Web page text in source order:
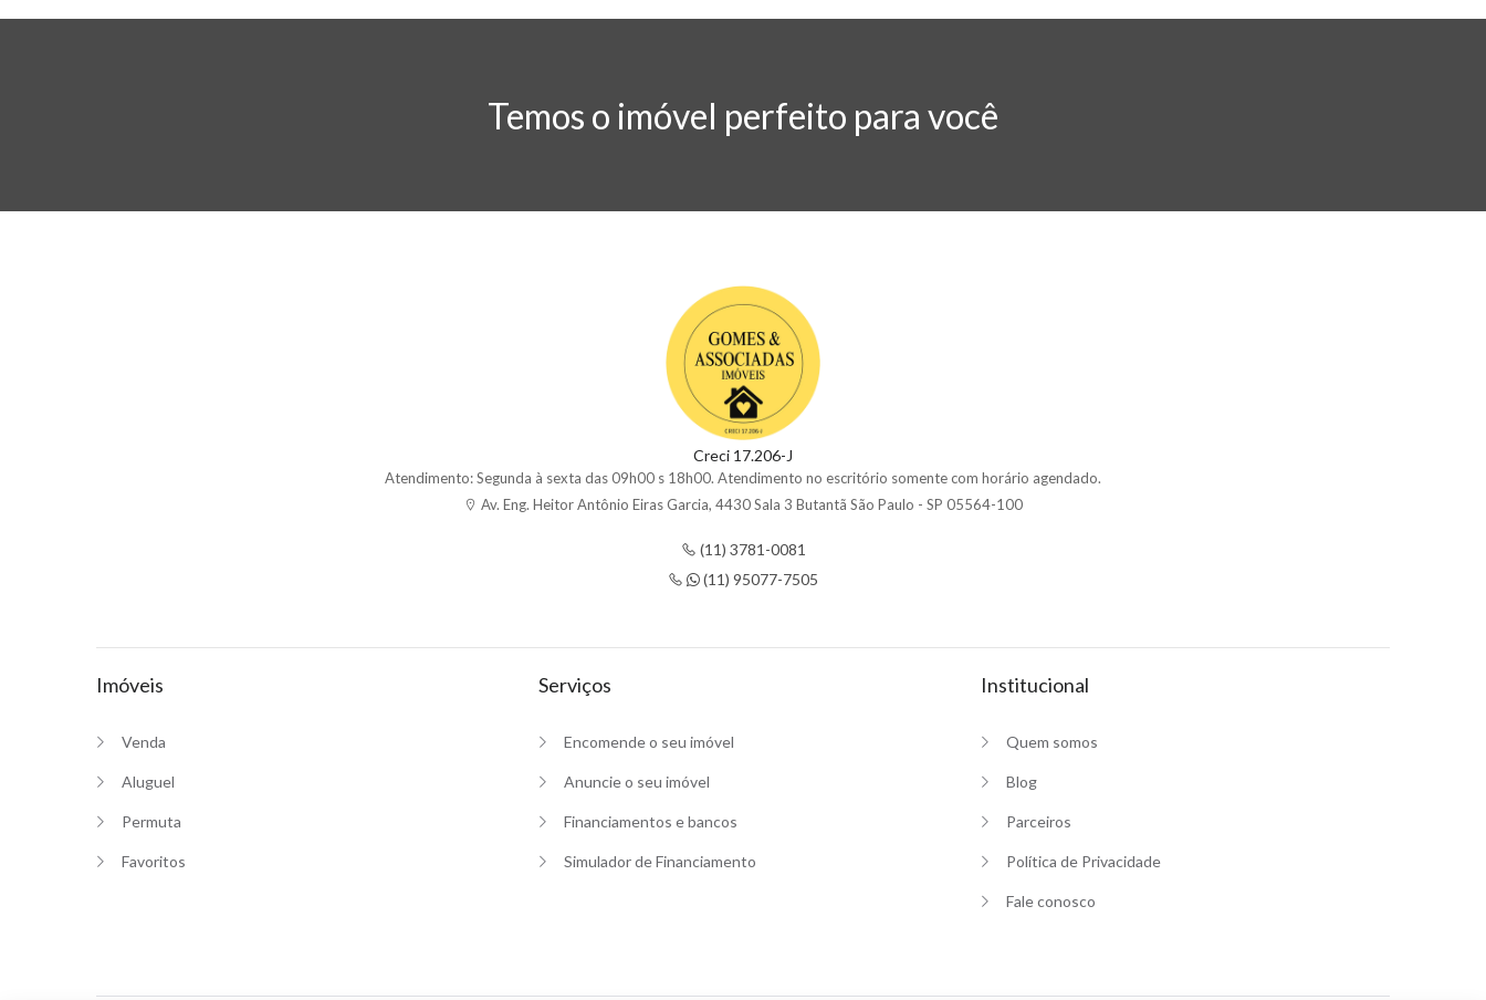
Temos o imóvel perfeito para você
Creci 17.206-J
Atendimento: Segunda à sexta das 09h00 s 18h00. Atendimento no escritório somente com horário agendado.
Av. Eng. Heitor Antônio Eiras Garcia, 4430 Sala 3 Butantã São Paulo - SP 05564-100
(11) 3781-0081
(11) 95077-7505
Imóveis
Venda
Aluguel
Permuta
Favoritos
Serviços
Encomende o seu imóvel
Anuncie o seu imóvel
Financiamentos e bancos
Simulador de Financiamento
Institucional
Quem somos
Blog
Parceiros
Política de Privacidade
Fale conosco